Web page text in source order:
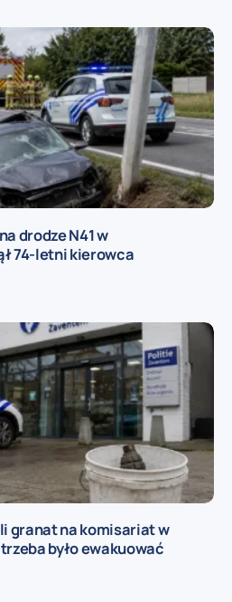
drodze N41 w
74-letni kierowca
granat na komisariat w
było ewakuować